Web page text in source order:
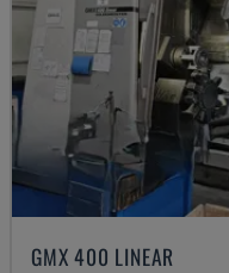
GMX 400 LINEAR